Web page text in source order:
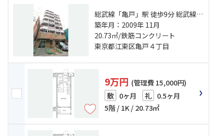
総武線「亀戸」駅 徒歩9分 総武線
「錦糸町」駅 徒歩21分 半蔵門線
「押上」駅 徒歩23分
築年月：2009年 11月
20.73㎡/鉄筋コンクリート
東京都江東区亀戸４丁目
9万円 (管理費 15,000円)
敷 0ヶ月 礼 0.5ヶ月
5階 / 1K / 20.73㎡